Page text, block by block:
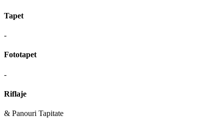
Tapet
-
Fototapet
-
Riflaje
& Panouri Tapitate